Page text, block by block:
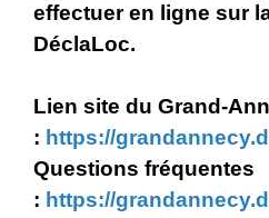
effectuer en ligne sur
DéclaLoc.
Lien site du Grand-
: https://
Questions fréquentes
: https://